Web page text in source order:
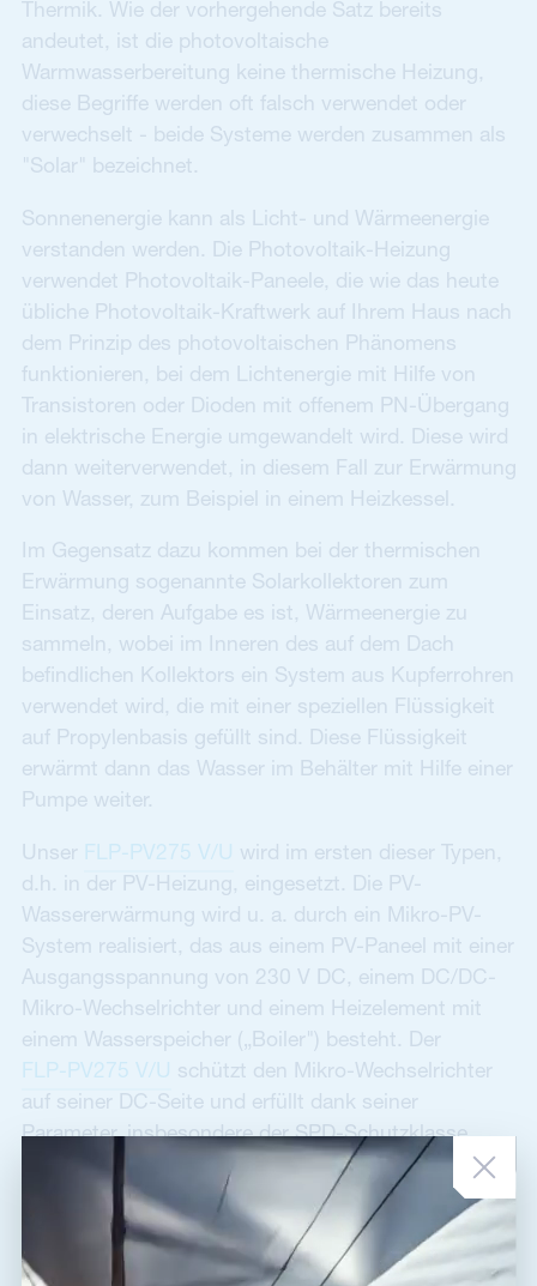
Thermik. Wie der vorhergehende Satz bereits
andeutet, ist die photovoltaische
Warmwasserbereitung keine thermische Heizung,
diese Begriffe werden oft falsch verwendet oder
verwechselt - beide Systeme werden zusammen als
"Solar" bezeichnet.
Sonnenenergie kann als Licht- und Wärmeenergie
verstanden werden. Die Photovoltaik-Heizung
verwendet Photovoltaik-Paneele, die wie das heute
übliche Photovoltaik-Kraftwerk auf Ihrem Haus nach
dem Prinzip des photovoltaischen Phänomens
funktionieren, bei dem Lichtenergie mit Hilfe von
Transistoren oder Dioden mit offenem PN-Übergang
in elektrische Energie umgewandelt wird. Diese wird
dann weiterverwendet, in diesem Fall zur Erwärmung
von Wasser, zum Beispiel in einem Heizkessel.
Im Gegensatz dazu kommen bei der thermischen
Erwärmung sogenannte Solarkollektoren zum
Einsatz, deren Aufgabe es ist, Wärmeenergie zu
sammeln, wobei im Inneren des auf dem Dach
befindlichen Kollektors ein System aus Kupferrohren
verwendet wird, die mit einer speziellen Flüssigkeit
auf Propylenbasis gefüllt sind. Diese Flüssigkeit
erwärmt dann das Wasser im Behälter mit Hilfe einer
Pumpe weiter.
Unser FLP-PV275 V/U wird im ersten dieser Typen,
d.h. in der PV-Heizung, eingesetzt. Die PV-
Wassererwärmung wird u. a. durch ein Mikro-PV-
System realisiert, das aus einem PV-Paneel mit einer
Ausgangsspannung von 230 V DC, einem DC/DC-
Mikro-Wechselrichter und einem Heizelement mit
einem Wasserspeicher („Boiler") besteht. Der
FLP-PV275 V/U schützt den Mikro-Wechselrichter
auf seiner DC-Seite und erfüllt dank seiner
Parameter, insbesondere der SPD-Schutzklasse
T1+T2 zusammen mit der maximalen
Betriebsspannung von 280 V und dem
Spannungsschutzniveau von 1,3/2,5 kV, alle
Anforderungen für Mikro-PV-Anlagen dieser und